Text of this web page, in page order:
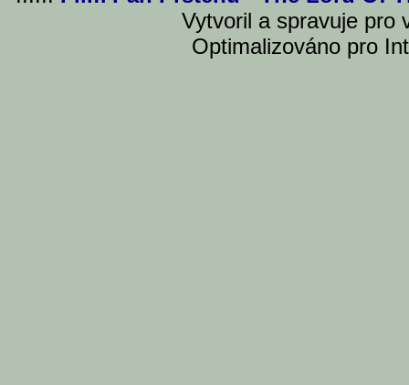
Vytvoril a spravuje pro
Optimalizováno pro